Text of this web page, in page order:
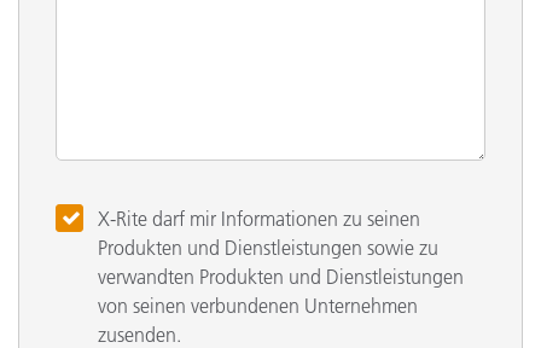
X-Rite darf mir Informationen zu seinen
Produkten und Dienstleistungen sowie zu
verwandten Produkten und Dienstleistungen
von seinen verbundenen Unternehmen
zusenden.